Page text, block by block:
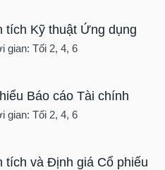
tích Kỹ thuật Ứng dụng
gian: Tối 2, 4, 6
Báo cáo Tài chính
gian: Tối 2, 4, 6
tích và Định giá Cổ phiếu